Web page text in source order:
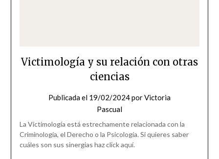
Victimología y su relación con otras
ciencias
Publicada el 19/02/2024porVictoria
Pascual
La Victimología está estrechamente relacionada con la
Criminología, el Derecho o la Psicología. Si quieres saber
cuáles son sus sinergias haz click aquí.